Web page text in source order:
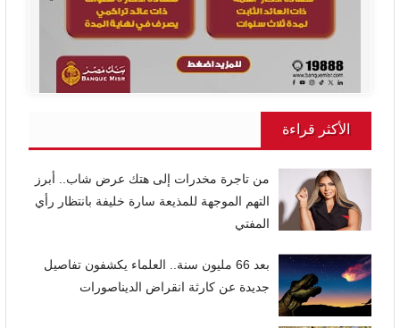
الأكثر قراءة
من تاجرة مخدرات إلى هتك عرض شاب.. أبرز
التهم الموجهة للمذيعة سارة خليفة بانتظار رأي
المفتي
بعد 66 مليون سنة.. العلماء يكشفون تفاصيل
جديدة عن كارثة انقراض الديناصورات